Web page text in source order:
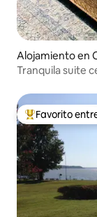
Alojamiento en
Tranquila suite
Favorito entre
Favorito